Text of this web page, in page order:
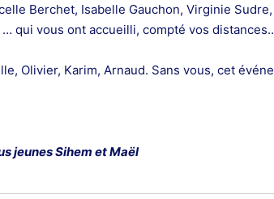
Berchet, Isabelle Gauchon, Virginie
qui vous ont accueilli, compté vos
Olivier, Karim, Arnaud. Sans vous, cet
jeunes Sihem et Maël